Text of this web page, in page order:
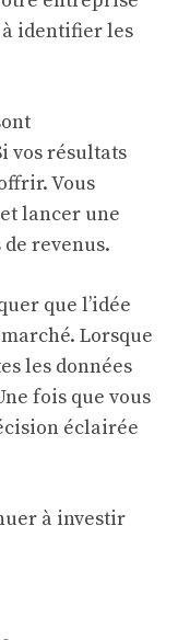
à identifier les
vos résultats
Vous
lancer une
revenus.
que l’idée
Lorsque
les données
fois que vous
éclairée
à investir